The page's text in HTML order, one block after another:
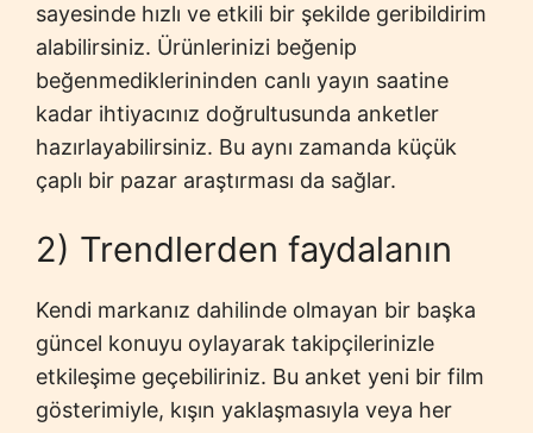
sayesinde hızlı ve etkili bir şekilde geribildirim
alabilirsiniz. Ürünlerinizi beğenip
beğenmediklerininden canlı yayın saatine
kadar ihtiyacınız doğrultusunda anketler
hazırlayabilirsiniz. Bu aynı zamanda küçük
çaplı bir pazar araştırması da sağlar.
2) Trendlerden faydalanın
Kendi markanız dahilinde olmayan bir başka
güncel konuyu oylayarak takipçilerinizle
etkileşime geçebiliriniz. Bu anket yeni bir film
gösterimiyle, kışın yaklaşmasıyla veya her